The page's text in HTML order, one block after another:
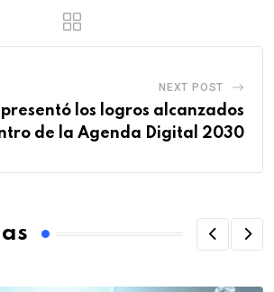
NEXT POST
presentó los logros alcanzados
de la Agenda Digital 2030